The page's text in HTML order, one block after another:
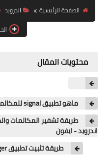
الصفحة الرئيسية
اندرويد
محتويات المقال
ماهو تطبيق signal للمكالمات المشفرة
طريقة تشفير المكالمات
اندرويد - ايفون
طريقة تثبيت تطبيق signal private messenger